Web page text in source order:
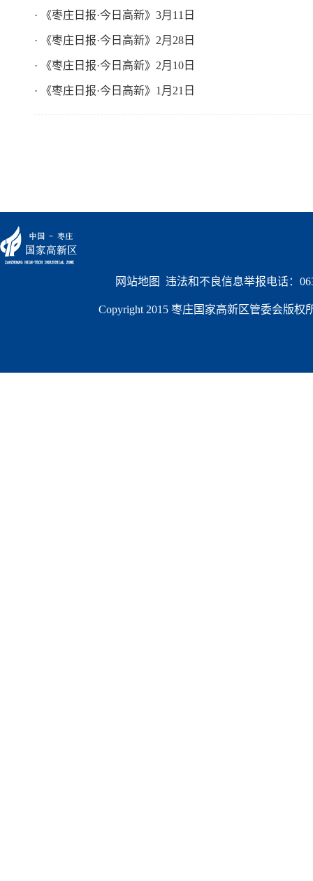
· 《枣庄日报·今日高新》3月11日
· 《枣庄日报·今日高新》2月28日
· 《枣庄日报·今日高新》2月10日
· 《枣庄日报·今日高新》1月21日
网站地图
违法和不良信息举报电话：
Copyright 2015 枣庄国家高新区管委会版权